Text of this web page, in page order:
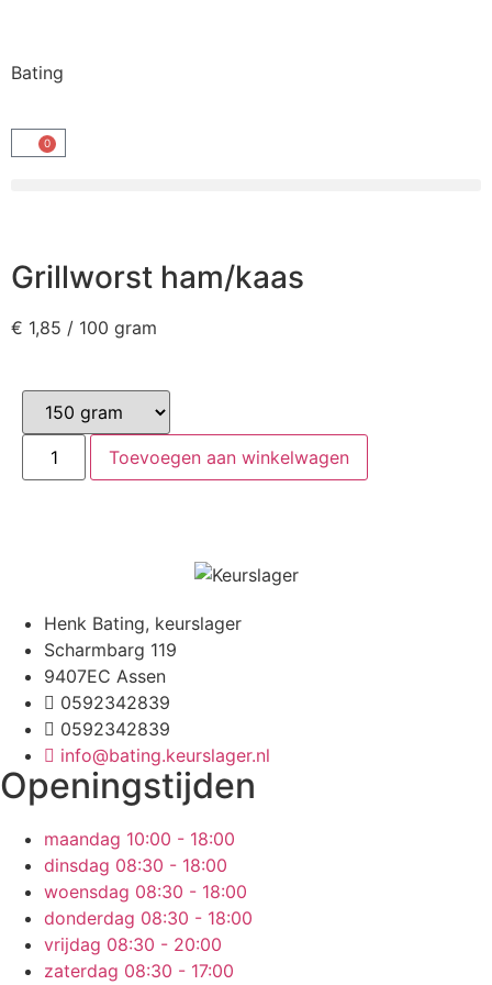
Bating
0
Grillworst ham/kaas
€ 1,85 / 100 gram
Toevoegen aan winkelwagen
Henk Bating, keurslager
Scharmbarg 119
9407EC Assen
0592342839
0592342839
info@bating.keurslager.nl
Openingstijden
maandag 10:00 - 18:00
dinsdag 08:30 - 18:00
woensdag 08:30 - 18:00
donderdag 08:30 - 18:00
vrijdag 08:30 - 20:00
zaterdag 08:30 - 17:00